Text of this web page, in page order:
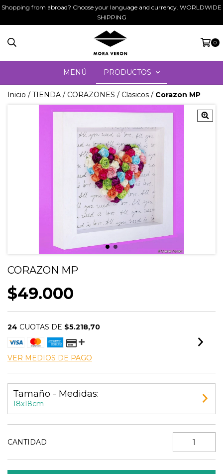
Shopping from abroad? Choose your language and currency. WORLDWIDE
SHIPPING
0
MENÚ PRODUCTOS
Inicio / TIENDA / CORAZONES / Clasicos / Corazon MP
CORAZON MP
$49.000
24 CUOTAS DE $5.218,70
VER MEDIOS DE PAGO
Tamaño - Medidas:
18x18cm
CANTIDAD